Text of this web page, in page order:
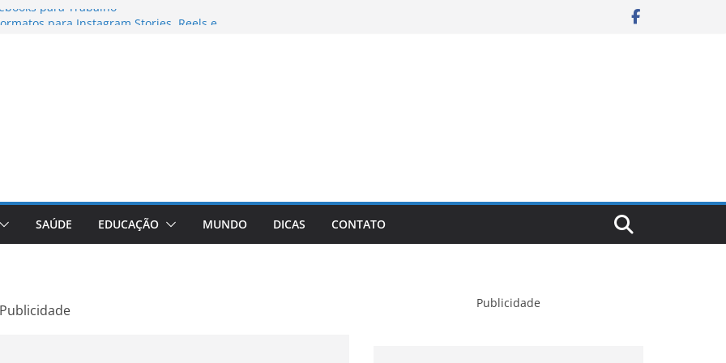
para Trabalho
A Comprehensive Review of the
Loss Pill
SAÚDE EDUCAÇÃO MUNDO DICAS CONTATO
Publicidade Publicidade